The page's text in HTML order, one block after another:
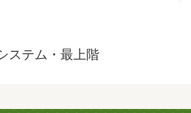
／ ＮＯ：１１１１３１２５
回：３３０００円 毎月：総
ステム・最上階